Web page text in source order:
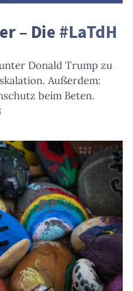
– Die #LaTdH
Donald Trump zu
Außerdem:
beim Beten.